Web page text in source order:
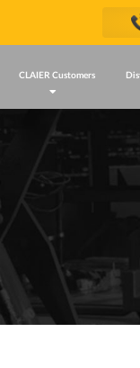
CLAIER Customers